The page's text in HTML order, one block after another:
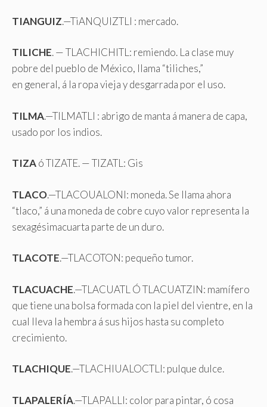
TIANGUIZ.—TiANQUIZTLI : mercado.
TILICHE. — TLACHICHITL: remiendo. La clase muy
pobre del pueblo de México, llama “tiliches,”
en general, á la ropa vieja y desgarrada por el uso.
TILMA.—TILMATLI : abrigo de manta á manera de capa,
usado por los indios.
TIZAó TIZATE. — TIZATL: Gis
TLACO.—TLACOUALONI: moneda. Se llama ahora
“tlaco,” á una moneda de cobre cuyo valor representa la
sexagésimacuarta parte de un duro.
TLACOTE.—TLACOTON: pequeño tumor.
TLACUACHE.—TLACUATL Ó TLACUATZIN: mamífero
que tiene una bolsa formada con la piel del vientre, en la
cual lleva la hembra á sus hijos hasta su completo
crecimiento.
TLACHIQUE.—TLACHIUALOCTLI: pulque dulce.
TLAPALERÍA.—TLAPALLI: color para pintar, ó cosa